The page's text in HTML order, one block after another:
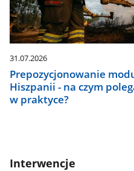
31.07.2026
Prepozycjonowanie
Hiszpanii - na czym
w praktyce?
Interwencje